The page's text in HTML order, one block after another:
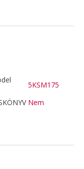
5KSM175
Nem